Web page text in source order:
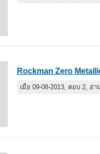
Rockman Zero
เมื่อ 09-08-2013, ตอบ 2, อ่า